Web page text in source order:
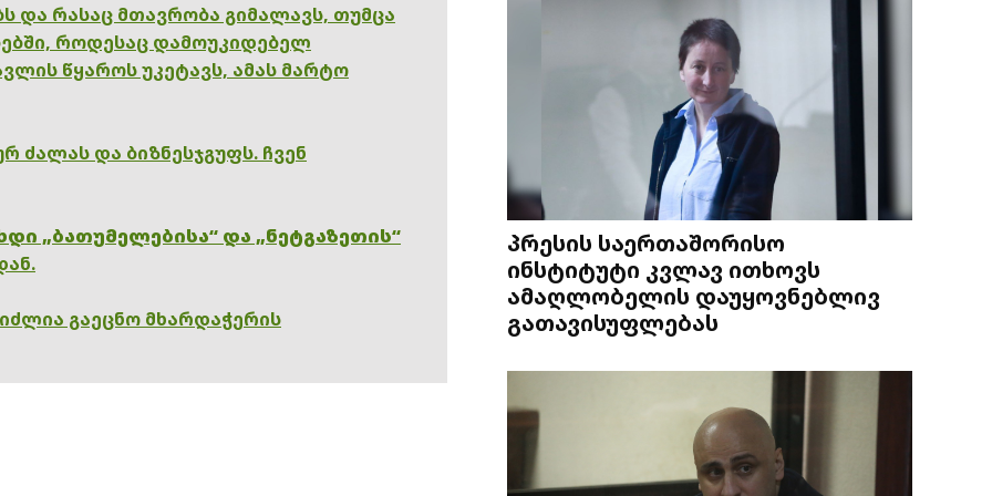
და რასაც მთავრობა გიმალავს, თუმცა
როდესაც დამოუკიდებელ
წყაროს უკეტავს, ამას მარტო
ძალას და ბიზნესჯგუფს. ჩვენ
„ბათუმელებისა“ და „ნეტგაზეთის“
გაეცნო მხარდაჭერის
პრესის საერთაშორისო
ინსტიტუტი კვლავ ითხოვს
ამაღლობელის დაუყოვნებლივ
გათავისუფლებას